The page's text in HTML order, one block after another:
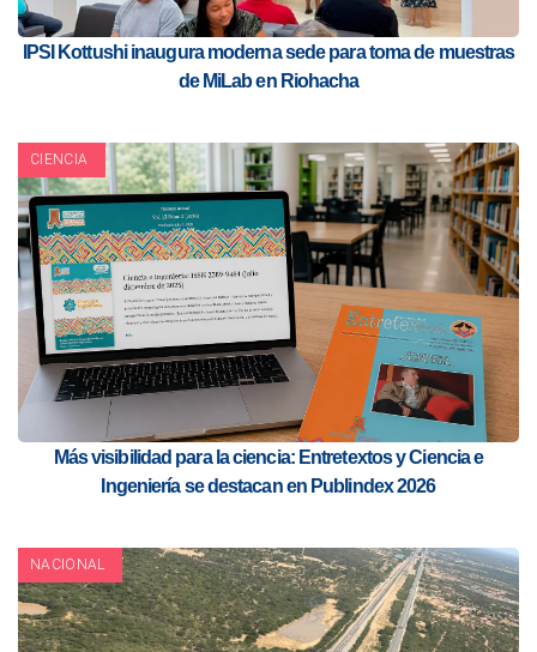
IPSI Kottushi inaugura moderna sede para toma de muestras
de MiLab en Riohacha
CIENCIA
Más visibilidad para la ciencia: Entretextos y Ciencia e
Ingeniería se destacan en Publindex 2026
NACIONAL